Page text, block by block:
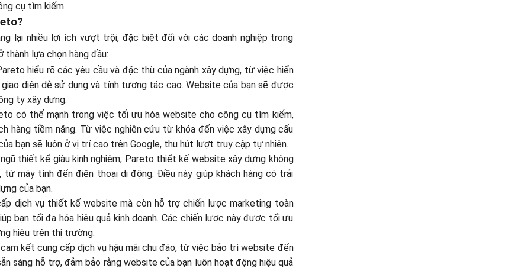
cụ tìm kiếm.
lại nhiều lợi ích vượt trội, đặc biệt đối với các doanh nghiệp trong
lựa chọn hàng đầu:
hiểu rõ các yêu cầu và đặc thù của ngành xây dựng, từ việc hiển
diện dễ sử dụng và tính tương tác cao. Website của bạn sẽ được
ty xây dựng.
có thế mạnh trong việc tối ưu hóa website cho công cụ tìm kiếm,
hàng tiềm năng. Từ việc nghiên cứu từ khóa đến việc xây dựng cấu
bạn sẽ luôn ở vị trí cao trên Google, thu hút lượt truy cập tự nhiên.
thiết kế giàu kinh nghiệm, Pareto thiết kế website xây dựng không
máy tính đến điện thoại di động. Điều này giúp khách hàng có trải
của bạn.
dịch vụ thiết kế website mà còn hỗ trợ chiến lược marketing toàn
bạn tối đa hóa hiệu quả kinh doanh. Các chiến lược này được tối ưu
hiệu trên thị trường.
kết cung cấp dịch vụ hậu mãi chu đáo, từ việc bảo trì website đến
sàng hỗ trợ, đảm bảo rằng website của bạn luôn hoạt động hiệu quả